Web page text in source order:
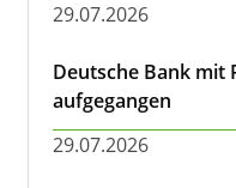
29.07.2026
Deutsche Bank mit
aufgegangen
29.07.2026